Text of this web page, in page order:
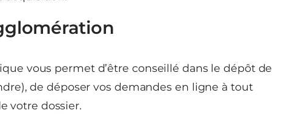
vous permet d’être conseillé dans le dépôt de
de déposer vos demandes en ligne à tout
votre dossier.